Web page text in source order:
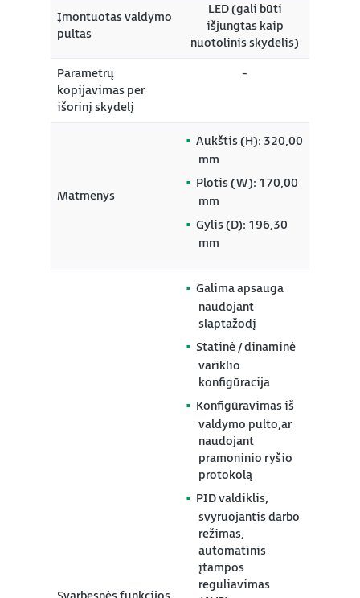
Įmontuotas valdymo
pultas
LED (gali būti
išjungtas kaip
nuotolinis skydelis)
Parametrų
kopijavimas per
išorinį skydelį
-
Matmenys
Aukštis (H): 320,00
mm
Plotis (W): 170,00
mm
Gylis (D): 196,30
mm
Galima apsauga
naudojant
slaptažodį
Statinė / dinaminė
variklio
konfigūracija
Konfigūravimas iš
valdymo pulto,ar
naudojant
pramoninio ryšio
protokolą
PID valdiklis,
svyruojantis darbo
režimas,
automatinis
įtampos
reguliavimas